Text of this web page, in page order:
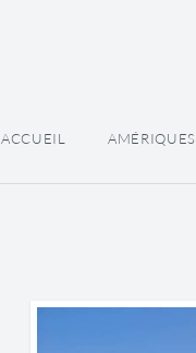
ACCUEIL AMÉRIQUES